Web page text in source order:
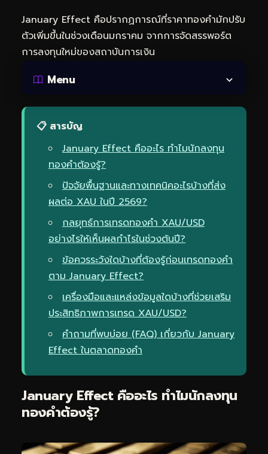
January Effect คือปรากฏการณ์ที่ราคาทองคำมักปรับ
ตัวเพิ่มขึ้นในช่วงเดือนมกราคม จากการจัดสรรพอร์ต
การลงทุนใหม่ของสถาบันการเงิน
Menu
📋 สารบัญ
January Effect คืออะไร ทำไมนักลงทุน
ทองคำต้องรู้?
ปัจจัยพื้นฐานและทางเทคนิคอะไรบ้างที่ส่ง
ผลต่อ XAU ในปี 2569?
กลยุทธ์การเทรดทองคำ XAU/USD
อย่างไรให้เห็นผลกำไรในช่วงต้นปี?
ข้อควรระวังใดบ้างที่ต้องรู้ก่อนเทรดทองคำ
ตาม January Effect?
เครื่องมือและแหล่งข้อมูลใดบ้างที่ช่วยเสริม
ประสิทธิภาพการเทรด XAU/USD?
คำถามที่พบบ่อย (FAQ) เกี่ยวกับ January
Effect ในตลาดทองคำ
January Effect คืออะไร ทำไมนักลงทุน
ทองคำต้องรู้?